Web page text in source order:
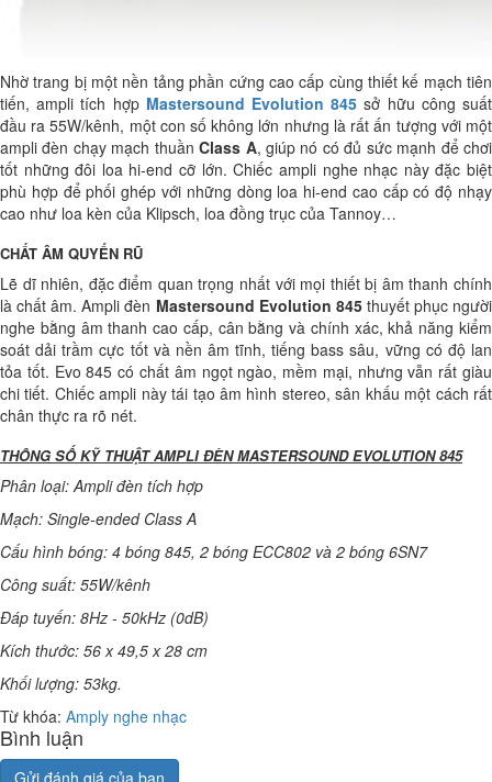
Nhờ trang bị một nền tảng phần cứng cao cấp cùng thiết kế mạch tiên
tiến, ampli tích hợp Mastersound Evolution 845 sở hữu công suất
đầu ra 55W/kênh, một con số không lớn nhưng là rất ấn tượng với một
ampli đèn chạy mạch thuầnClass A, giúp nó có đủ sức mạnh để chơi
tốt những đôi loa hi-end cỡ lớn. Chiếc ampli nghe nhạc này đặc biệt
phù hợp để phối ghép với những dòng loa hi-end cao cấp có độ nhạy
cao như loa kèn của Klipsch, loa đồng trục của Tannoy…
CHẤT ÂM QUYẾN RŨ
Lẽ dĩ nhiên, đặc điểm quan trọng nhất với mọi thiết bị âm thanh chính
là chất âm. Ampli đèn Mastersound Evolution 845thuyết phục người
nghe bằng âm thanh cao cấp, cân bằng và chính xác, khả năng kiểm
soát dải trầm cực tốt và nền âm tĩnh, tiếng bass sâu, vững có độ lan
tỏa tốt. Evo 845 có chất âm ngọt ngào, mềm mại, nhưng vẫn rất giàu
chi tiết. Chiếc ampli này tái tạo âm hình stereo, sân khấu một cách rất
chân thực ra rõ nét.
THÔNG SỐ KỸ THUẬT AMPLI ĐÈN MASTERSOUND EVOLUTION 845
Phân loại: Ampli đèn tích hợp
Mạch: Single-ended Class A
Cấu hình bóng: 4 bóng 845, 2 bóng ECC802 và 2 bóng 6SN7
Công suất: 55W/kênh
Đáp tuyến: 8Hz - 50kHz (0dB)
Kích thước: 56 x 49,5 x 28 cm
Khối lượng: 53kg.
Từ khóa: Amply nghe nhạc
Bình luận
Gửi đánh giá của bạn